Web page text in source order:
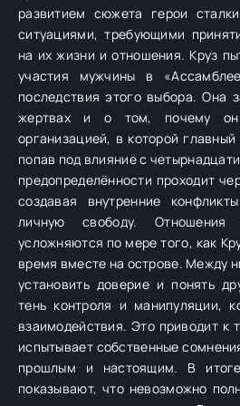
развитием сюжета герои
ситуациями, требующими
на их жизни и отношения. Круз
участия мужчины в
последствия этого выбора. Она
жертвах и о том, почему он
организацией, в которой
попав под влияние с
предопределённости проходит
создавая внутренние
личную свободу. Отношения
усложняются по мере того, как
время вместе на острове. Между
установить доверие и понять
тень контроля и манипуляции,
взаимодействия. Это приводит к
испытывает собственные
прошлым и настоящим. В
показывают, что невозможно